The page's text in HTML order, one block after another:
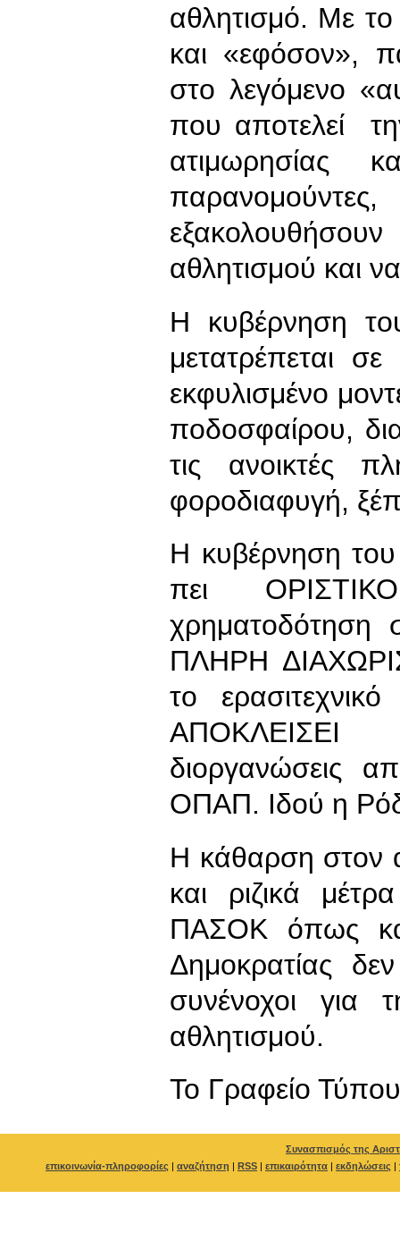
αθλητισμό. Με
και «εφόσον»,
στο λεγόμενο
που αποτελεί
αθλητισμού και
Η κυβέρνηση
μετατρέπεται
εκφυλισμένο
ποδοσφαίρου,
τις ανοικτές
φοροδιαφυγή,
Η κυβέρνηση
πει
χρηματοδότηση
ΠΛΗΡΗ
το
ΑΠΟΚΛΕΙΣΕΙ
διοργανώσεις
ΟΠΑΠ. Ιδού η
Η κάθαρση στον
και ριζικά
ΠΑΣΟΚ όπως
Δημοκρατίας
συνένοχοι για
αθλητισμού.
To Γραφείο Τύπου
Συνασπισμός της
επικοινωνία-πληροφορίες | αναζήτηση | RSS | επικαιρότητα | εκδηλώσεις |